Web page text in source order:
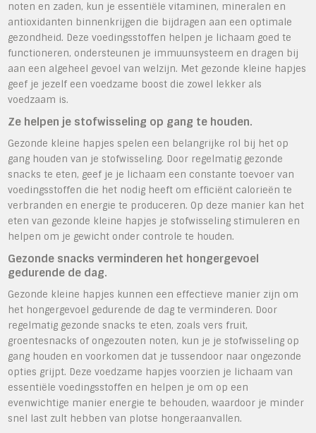
noten en zaden, kun je essentiële vitaminen, mineralen en
antioxidanten binnenkrijgen die bijdragen aan een optimale
gezondheid. Deze voedingsstoffen helpen je lichaam goed te
functioneren, ondersteunen je immuunsysteem en dragen bij
aan een algeheel gevoel van welzijn. Met gezonde kleine hapjes
geef je jezelf een voedzame boost die zowel lekker als
voedzaam is.
Ze helpen je stofwisseling op gang te houden.
Gezonde kleine hapjes spelen een belangrijke rol bij het op
gang houden van je stofwisseling. Door regelmatig gezonde
snacks te eten, geef je je lichaam een constante toevoer van
voedingsstoffen die het nodig heeft om efficiënt calorieën te
verbranden en energie te produceren. Op deze manier kan het
eten van gezonde kleine hapjes je stofwisseling stimuleren en
helpen om je gewicht onder controle te houden.
Gezonde snacks verminderen het hongergevoel
gedurende de dag.
Gezonde kleine hapjes kunnen een effectieve manier zijn om
het hongergevoel gedurende de dag te verminderen. Door
regelmatig gezonde snacks te eten, zoals vers fruit,
groentesnacks of ongezouten noten, kun je je stofwisseling op
gang houden en voorkomen dat je tussendoor naar ongezonde
opties grijpt. Deze voedzame hapjes voorzien je lichaam van
essentiële voedingsstoffen en helpen je om op een
evenwichtige manier energie te behouden, waardoor je minder
snel last zult hebben van plotse hongeraanvallen.